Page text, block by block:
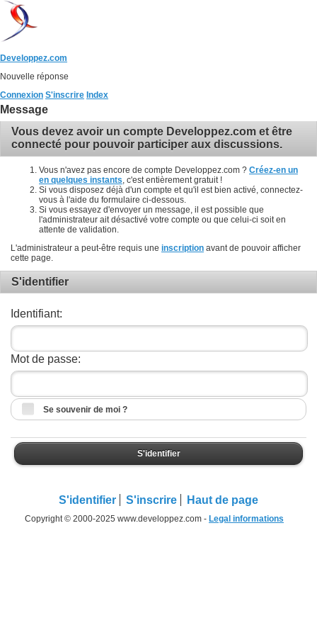
Developpez.com
Nouvelle réponse
Connexion S'inscrire Index
Message
Vous devez avoir un compte Developpez.com et être
connecté pour pouvoir participer aux discussions.
Vous n'avez pas encore de compte Developpez.com ? Créez-en un
en quelques instants , c'est entièrement gratuit !
Si vous disposez déjà d'un compte et qu'il est bien activé, connectez-
vous à l'aide du formulaire ci-dessous.
Si vous essayez d'envoyer un message, il est possible que
l'administrateur ait désactivé votre compte ou que celui-ci soit en
attente de validation.
L'administrateur a peut-être requis une inscription avant de pouvoir afficher
cette page.
S'identifier
Identifiant:
Mot de passe:
Se souvenir de moi ?
S'identifier
S'identifier S'inscrire Haut de page
Copyright © 2000-2025 www.developpez.com - Legal informations